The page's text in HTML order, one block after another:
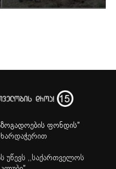
ფონდის"
უწევს ,,საქართველოს